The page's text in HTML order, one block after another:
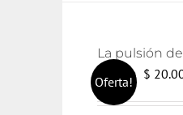
Oferta!
La pulsión
$ 21.000 El
$